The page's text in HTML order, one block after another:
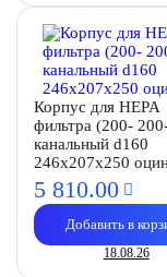
Корпус для HEPA
фильтра (200-
канальный d160
246х207х250
5 810.00
Добавить в
18.08.26